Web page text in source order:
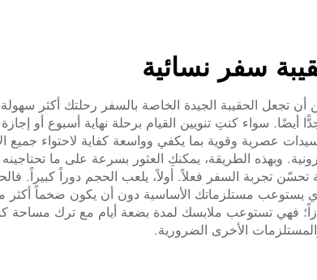
سفر نسائية
أن تجعل الحقيبة الجيدة الخاصة بالسفر رحلتك أكثر
سواء كنتِ تنويين القيام برحلة نهاية أسبوع أو
عصرية وقوية بما يكفي وواسعة كفاية لاحتواء
وبهذه الطريقة، يمكنكِ العثور بسرعة على ما
تجربة السفر فعلاً. أولاً، يلعب الحجم دوراً كبيراً.
يستوعب مستلزماتك الأساسية دون أن يكون ضخماً أكثر
فهي تستوعب ملابسك لمدة بضعة أيام مع ترك مساحة
الأخرى الضرورية.